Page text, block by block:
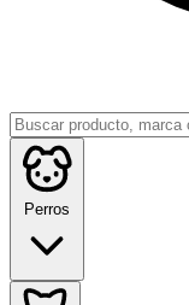
Perros